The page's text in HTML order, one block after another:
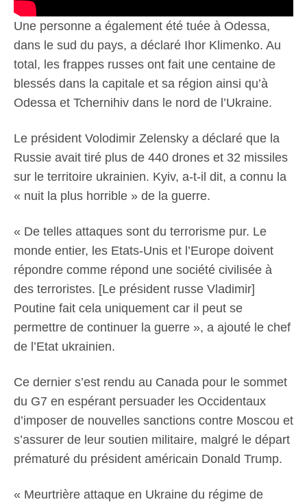
Une personne a également été tuée à Odessa,
dans le sud du pays, a déclaré Ihor Klimenko. Au
total, les frappes russes ont fait une centaine de
blessés dans la capitale et sa région ainsi qu’à
Odessa et Tchernihiv dans le nord de l’Ukraine.
Le président Volodimir Zelensky a déclaré que la
Russie avait tiré plus de 440 drones et 32 missiles
sur le territoire ukrainien. Kyiv, a-t-il dit, a connu la
« nuit la plus horrible » de la guerre.
« De telles attaques sont du terrorisme pur. Le
monde entier, les Etats-Unis et l’Europe doivent
répondre comme répond une société civilisée à
des terroristes. [Le président russe Vladimir]
Poutine fait cela uniquement car il peut se
permettre de continuer la guerre », a ajouté le chef
de l’Etat ukrainien.
Ce dernier s’est rendu au Canada pour le sommet
du G7 en espérant persuader les Occidentaux
d’imposer de nouvelles sanctions contre Moscou et
s’assurer de leur soutien militaire, malgré le départ
prématuré du président américain Donald Trump.
« Meurtrière attaque en Ukraine du régime de